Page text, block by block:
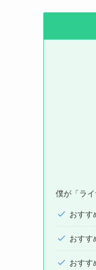
僕が「ラ
おすす
おすす
おすす